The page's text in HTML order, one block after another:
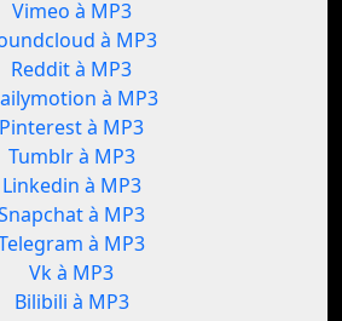
Vimeo à MP3
à MP3
Reddit à MP3
à MP3
Pinterest à MP3
Tumblr à MP3
Linkedin à MP3
à MP3
à MP3
Vk à MP3
Bilibili à MP3